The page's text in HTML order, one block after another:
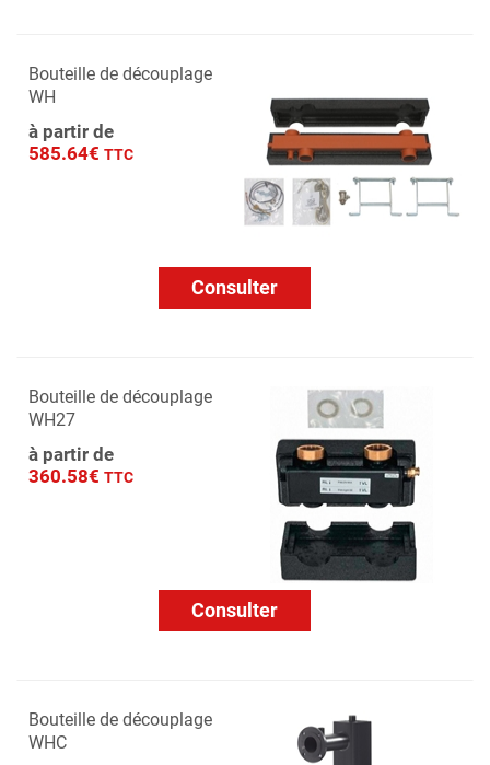
Bouteille de découplage
WH
à partir de
585.64€ TTC
Consulter
Bouteille de découplage
WH27
à partir de
360.58€ TTC
Consulter
Bouteille de découplage
WHC